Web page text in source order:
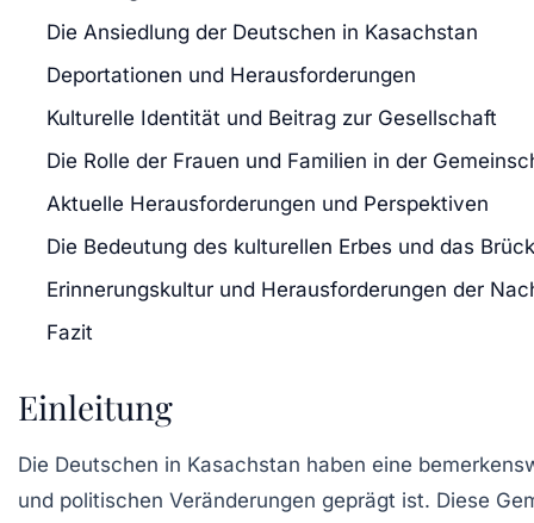
Die Ansiedlung der Deutschen in Kasachstan
Deportationen und Herausforderungen
Kulturelle Identität und Beitrag zur Gesellschaft
Die Rolle der Frauen und Familien in der
Aktuelle Herausforderungen und Perspektiven
Die Bedeutung des kulturellen Erbes und das
Erinnerungskultur und Herausforderungen der
Fazit
Einleitung
Die Deutschen in Kasachstan haben eine
und politischen Veränderungen geprägt ist. Diese